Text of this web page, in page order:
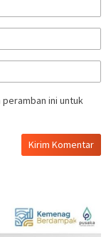
ini untuk